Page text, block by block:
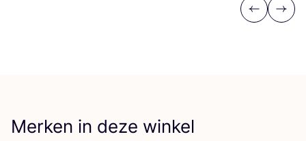
Previous
Next
Merken in deze winkel